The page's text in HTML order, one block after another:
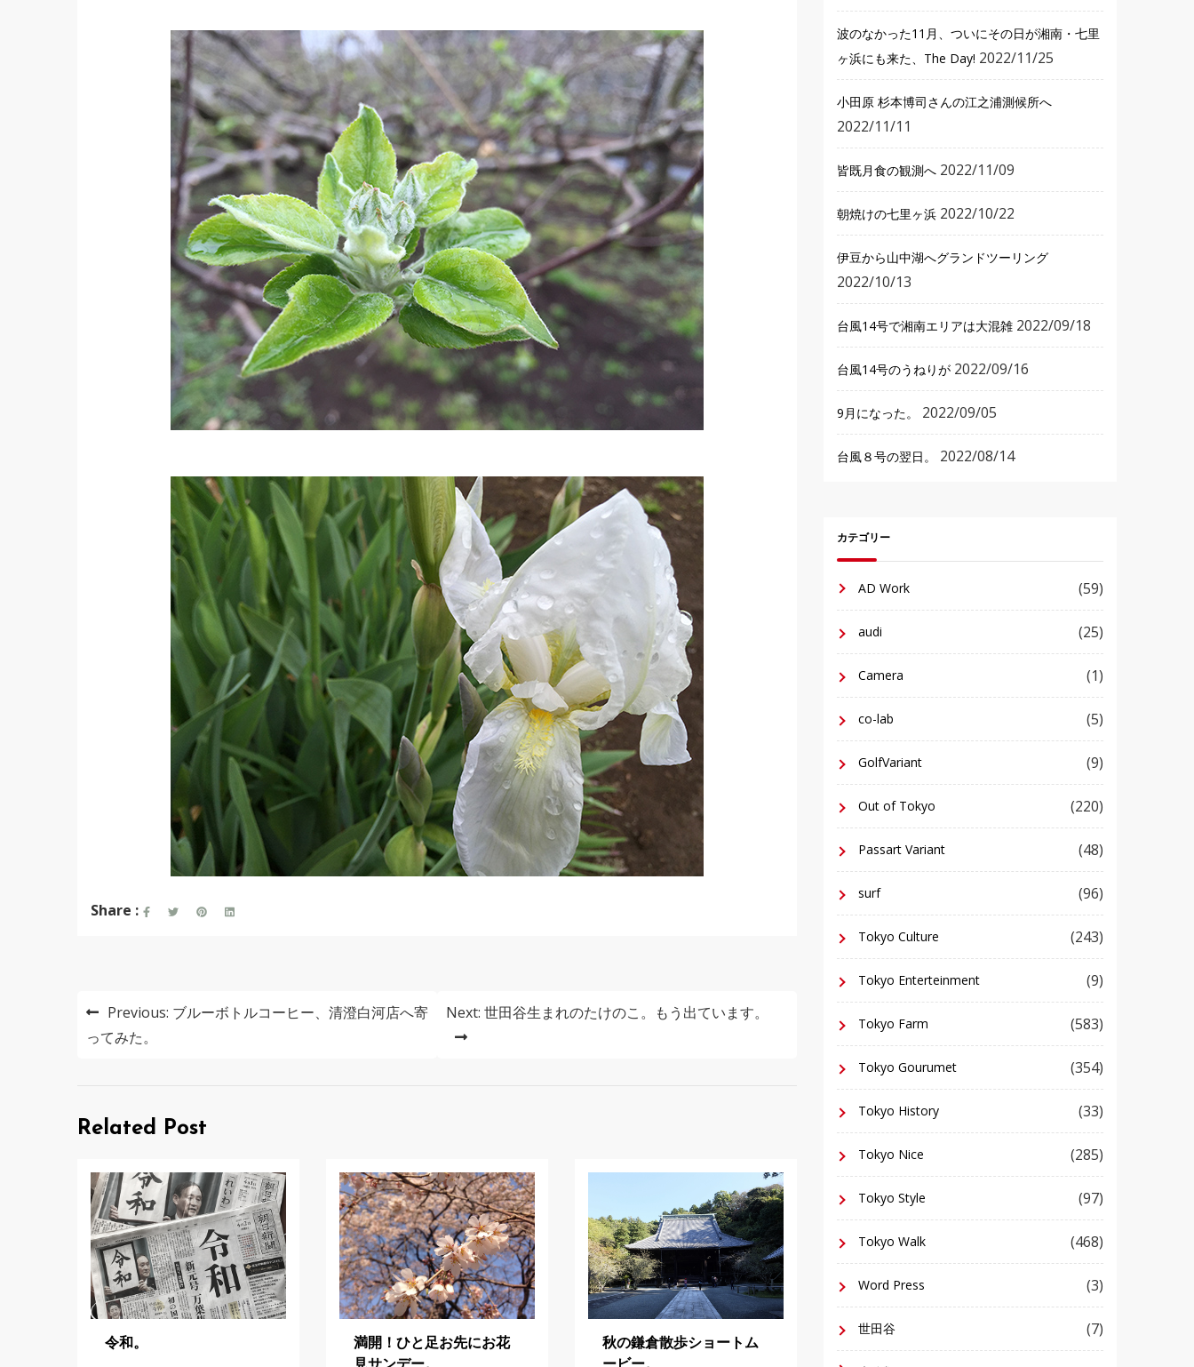
Share :
投
稿
ゲ
シ
ョ
ン
Previous: ブルーボトルコーヒー、清澄白河店へ寄
ってみた。
Next: 世田谷生まれのたけのこ。もう出ています。
Related Post
令和。
満開！ひと足お先にお花
秋の鎌倉散歩ショートム
波のなかった11月、ついにその日が湘南・七里
ヶ浜にも来た、The Day! 2022/11/25
小田原 杉本博司さんの江之浦測候所へ
2022/11/11
皆既月食の観測へ 2022/11/09
朝焼けの七里ヶ浜 2022/10/22
伊豆から山中湖へグランドツーリング
2022/10/13
台風14号で湘南エリアは大混雑 2022/09/18
台風14号のうねりが 2022/09/16
9月になった。 2022/09/05
台風８号の翌日。 2022/08/14
カテゴリー
AD Work (59)
audi (25)
Camera (1)
co-lab (5)
GolfVariant (9)
Out of Tokyo (220)
Passart Variant (48)
surf (96)
Tokyo Culture (243)
Tokyo Enterteinment (9)
Tokyo Farm (583)
Tokyo Gourumet (354)
Tokyo History (33)
Tokyo Nice (285)
Tokyo Style (97)
Tokyo Walk (468)
Word Press (3)
世田谷 (7)